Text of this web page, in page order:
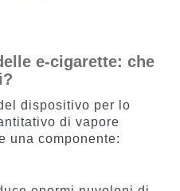
e-cigarette: che
dispositivo per lo
di vapore
una componente: